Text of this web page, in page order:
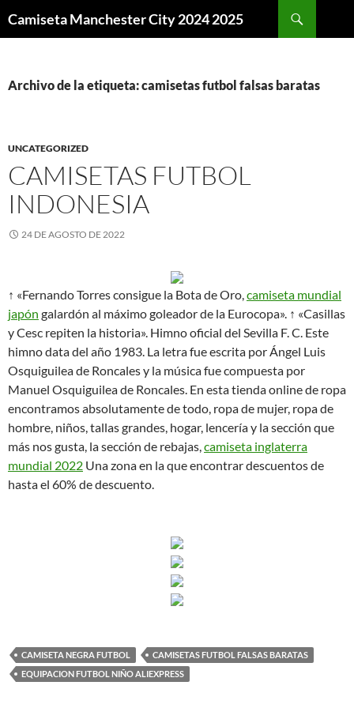
Camiseta Manchester City 2024 2025
Archivo de la etiqueta: camisetas futbol falsas baratas
UNCATEGORIZED
CAMISETAS FUTBOL
INDONESIA
24 DE AGOSTO DE 2022
↑ «Fernando Torres consigue la Bota de Oro,camiseta mundial
japón galardón al máximo goleador de la Eurocopa». ↑ «Casillas
y Cesc repiten la historia». Himno oficial del Sevilla F. C. Este
himno data del año 1983. La letra fue escrita por Ángel Luis
Osquiguilea de Roncales y la música fue compuesta por
Manuel Osquiguilea de Roncales. En esta tienda online de ropa
encontramos absolutamente de todo, ropa de mujer, ropa de
hombre, niños, tallas grandes, hogar, lencería y la sección que
más nos gusta, la sección de rebajas,camiseta inglaterra
mundial 2022 Una zona en la que encontrar descuentos de
hasta el 60% de descuento.
CAMISETA NEGRA FUTBOL
CAMISETAS FUTBOL FALSAS BARATAS
EQUIPACION FUTBOL NIÑO ALIEXPRESS